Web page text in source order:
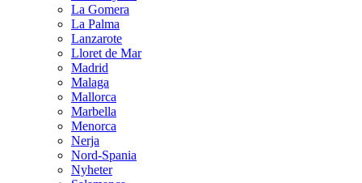
La Gomera
La Palma
Lanzarote
Lloret de Mar
Madrid
Malaga
Mallorca
Marbella
Menorca
Nerja
Nord-Spania
Nyheter